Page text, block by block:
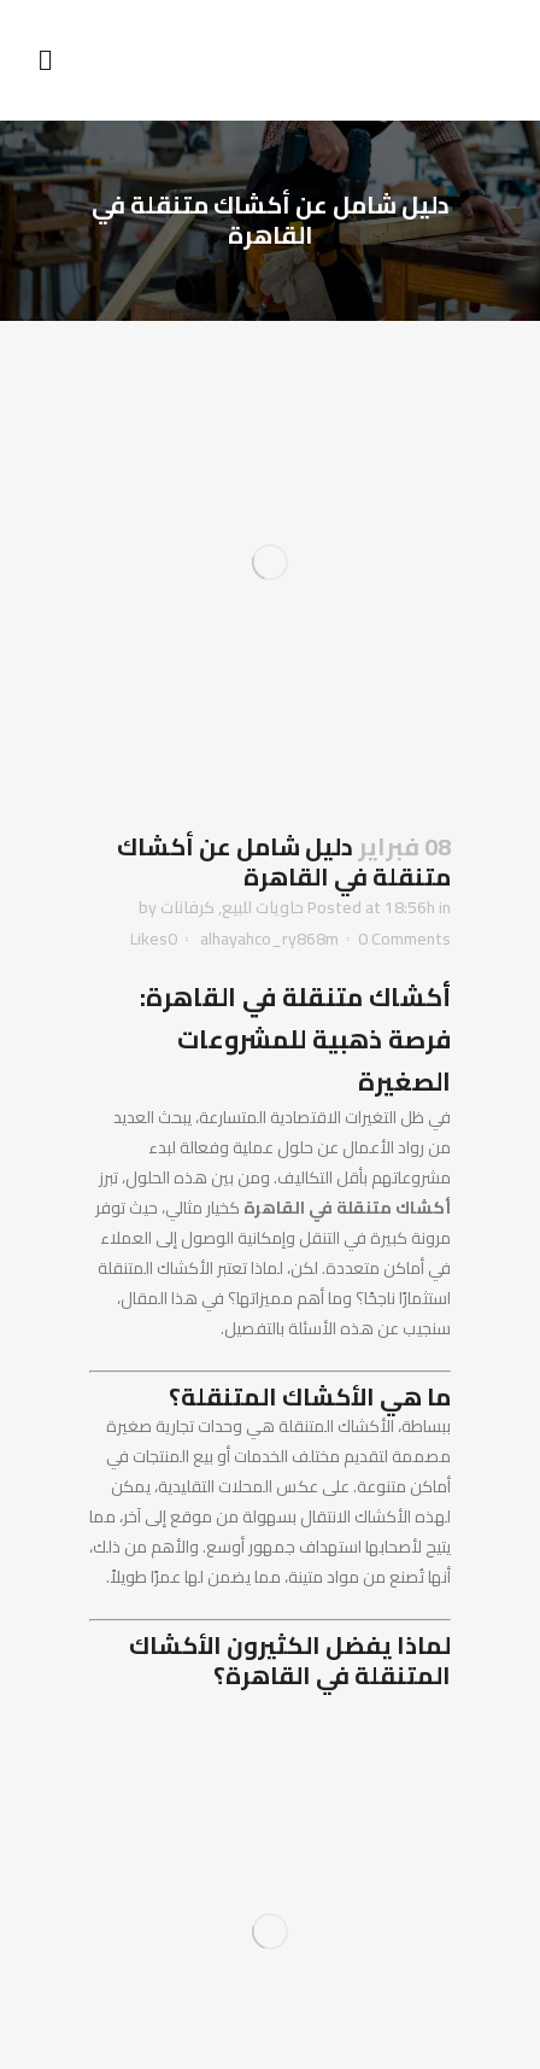
دليل شامل عن أكشاك متنقلة في
القاهرة
08 فبراير دليل شامل عن أكشاك
متنقلة في القاهرة
Posted at 18:56hin حاويات للبيع,كرفاناتby
alhayahco_ry868m
0 Comments
0
Likes
أكشاك متنقلة في القاهرة:
فرصة ذهبية للمشروعات
الصغيرة
في ظل التغيرات الاقتصادية المتسارعة، يبحث العديد
من رواد الأعمال عن حلول عملية وفعالة لبدء
مشروعاتهم بأقل التكاليف. ومن بين هذه الحلول، تبرز
أكشاك متنقلة في القاهرةكخيار مثالي، حيث توفر
مرونة كبيرة في التنقل وإمكانية الوصول إلى العملاء
في أماكن متعددة. لكن، لماذا تعتبر الأكشاك المتنقلة
استثمارًا ناجحًا؟ وما أهم مميزاتها؟ في هذا المقال،
سنجيب عن هذه الأسئلة بالتفصيل.
ما هي الأكشاك المتنقلة؟
ببساطة، الأكشاك المتنقلة هي وحدات تجارية صغيرة
مصممة لتقديم مختلف الخدمات أو بيع المنتجات في
أماكن متنوعة. على عكس المحلات التقليدية، يمكن
لهذه الأكشاك الانتقال بسهولة من موقع إلى آخر، مما
يتيح لأصحابها استهداف جمهور أوسع. والأهم من ذلك،
أنها تُصنع من مواد متينة، مما يضمن لها عمرًا طويلاً.
لماذا يفضل الكثيرون الأكشاك
المتنقلة في القاهرة؟